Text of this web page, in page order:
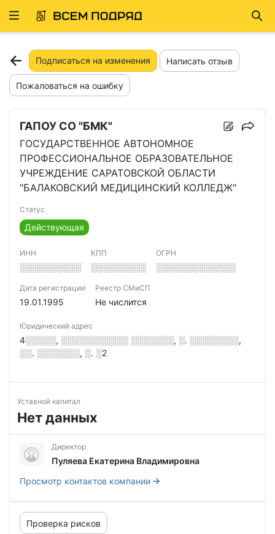
Развернуть
Подписаться на изменения Написать отзыв
Пожаловаться на ошибку
ГАПОУ СО "БМК"
ГОСУДАРСТВЕННОЕ АВТОНОМНОЕ
ПРОФЕССИОНАЛЬНОЕ ОБРАЗОВАТЕЛЬНОЕ
УЧРЕЖДЕНИЕ САРАТОВСКОЙ ОБЛАСТИ
"БАЛАКОВСКИЙ МЕДИЦИНСКИЙ КОЛЛЕДЖ"
Статус
Действующая
ИНН
░░░░░░░░░░
КПП
░░░░░░░░░
ОГРН
░░░░░░░░░░░░░
Дата регистрации
19.01.1995
Реестр СМиСП
Не числится
Юридический адрес
4░░░░░, ░░░░░░░░░░░ ░░░░░░░, ░. ░░░░░░░░,
░░. ░░░░░░░, ░. ░2
Уставной капитал
Нет данных
Директор
Пуляева Екатерина Владимировна
Просмотр контактов компании
Проверка рисков